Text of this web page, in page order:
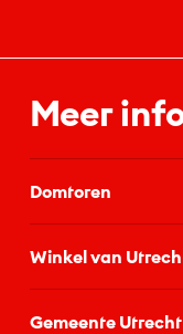
Meer
Domtoren
Winkel van
Gemeente Utrecht